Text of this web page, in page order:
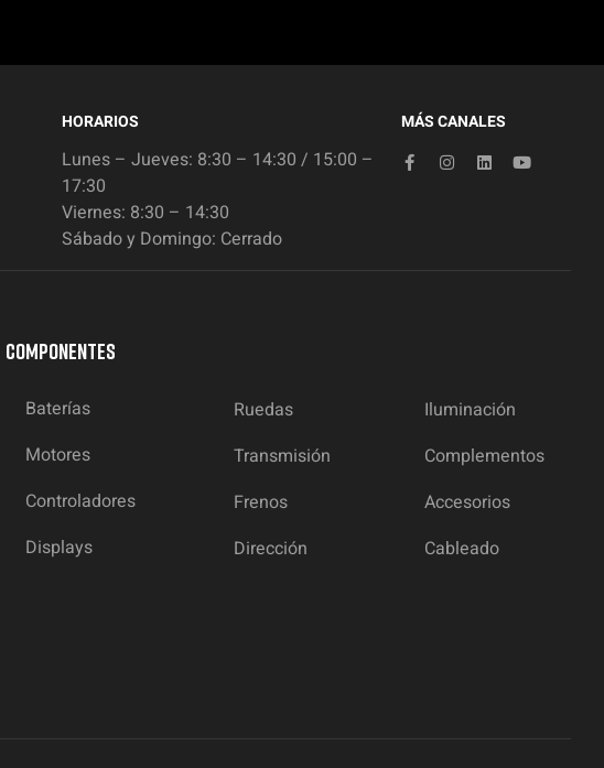
HORARIOS
Lunes – Jueves: 8:30 – 14:30 / 15:00 –
17:30
Viernes: 8:30 – 14:30
Sábado y Domingo: Cerrado
MÁS CANALES
COMPONENTES
Baterías
Motores
Controladores
Displays
Ruedas
Transmisión
Frenos
Dirección
Iluminación
Complementos
Accesorios
Cableado